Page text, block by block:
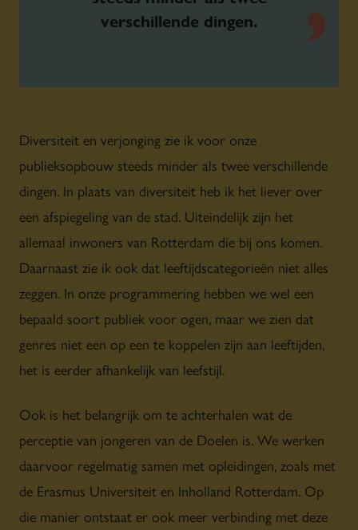
verschillende dingen.
Diversiteit en verjonging zie ik voor onze
publieksopbouw steeds minder als twee verschillende
dingen. In plaats van diversiteit heb ik het liever over
een afspiegeling van de stad. Uiteindelijk zijn het
allemaal inwoners van Rotterdam die bij ons komen.
Daarnaast zie ik ook dat leeftijdscategorieën niet alles
zeggen. In onze programmering hebben we wel een
bepaald soort publiek voor ogen, maar we zien dat
genres niet een op een te koppelen zijn aan leeftijden,
het is eerder afhankelijk van leefstijl.
Ook is het belangrijk om te achterhalen wat de
perceptie van jongeren van de Doelen is. We werken
daarvoor regelmatig samen met opleidingen, zoals met
de Erasmus Universiteit en Inholland Rotterdam. Op
die manier ontstaat er ook meer verbinding met deze